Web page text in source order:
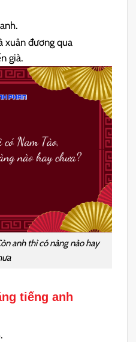
xuân đương qua
già.
anh thì có nàng nào hay
tiếng anh